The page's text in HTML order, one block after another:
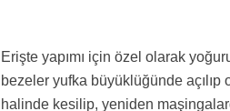
Erişte yapımı için özel olarak
bezeler yufka büyüklüğünde
halinde kesilip, yeniden